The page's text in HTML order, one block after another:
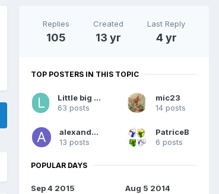
Replies
105
Created
13 yr
Last Reply
4 yr
TOP POSTERS IN THIS TOPIC
Little big foot
63 posts
mic23
14 posts
alexandreJ
13 posts
PatriceB
6 posts
POPULAR DAYS
Sep 4 2015
Aug 5 2014